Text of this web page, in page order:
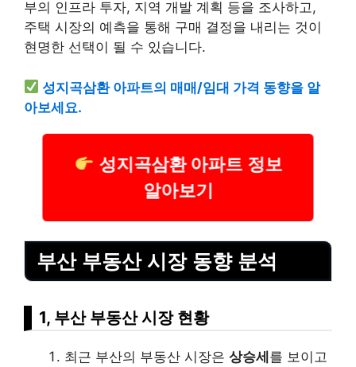
부의 인프라 투자, 지역 개발 계획 등을 조사하고,
주택 시장의 예측을 통해 구매 결정을 내리는 것이
현명한 선택이 될 수 있습니다.
성지곡삼환 아파트의 매매/임대 가격 동향을 알
아보세요.
성지곡삼환 아파트 정보
알아보기
부산 부동산 시장 동향 분석
1, 부산 부동산 시장 현황
최근 부산의 부동산 시장은 상승세를 보이고